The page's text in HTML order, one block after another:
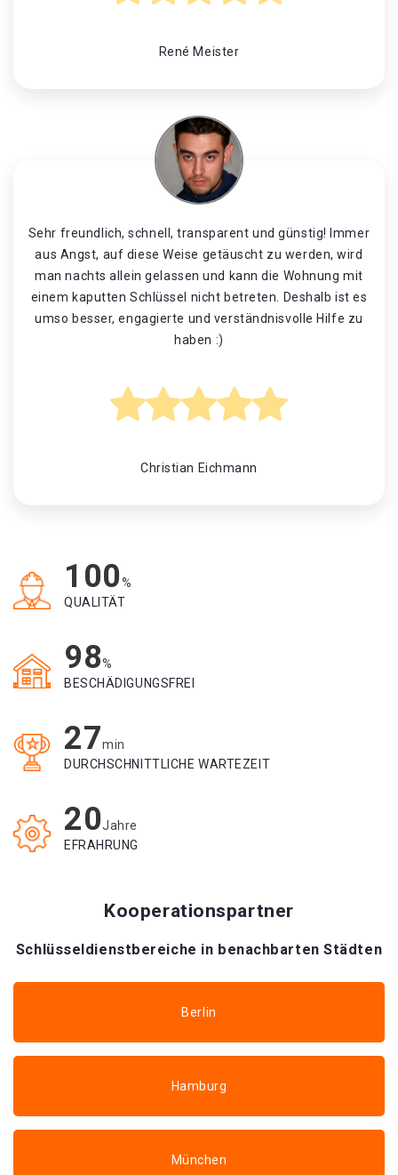
René Meister
Sehr freundlich, schnell, transparent und günstig! Immer
aus Angst, auf diese Weise getäuscht zu werden, wird
man nachts allein gelassen und kann die Wohnung mit
einem kaputten Schlüssel nicht betreten. Deshalb ist es
umso besser, engagierte und verständnisvolle Hilfe zu
haben :)
Christian Eichmann
100%
QUALITÄT
98%
BESCHÄDIGUNGSFREI
27min
DURCHSCHNITTLICHE WARTEZEIT
20Jahre
EFRAHRUNG
Kooperationspartner
Schlüsseldienstbereiche in benachbarten Städten
Berlin
Hamburg
München